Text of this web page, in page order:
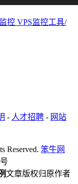
控 VPS监控工具/
- 人才招聘 - 网站
Reserved. 笨牛网
文章版权归原作者